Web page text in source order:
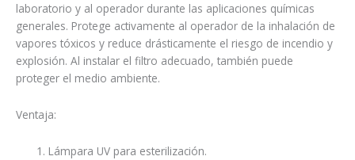
laboratorio y al operador durante las aplicaciones químicas
generales. Protege activamente al operador de la inhalación de
vapores tóxicos y reduce drásticamente el riesgo de incendio y
explosión. Al instalar el filtro adecuado, también puede
proteger el medio ambiente.
Ventaja:
Lámpara UV para esterilización.